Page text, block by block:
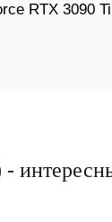
RTX 3090